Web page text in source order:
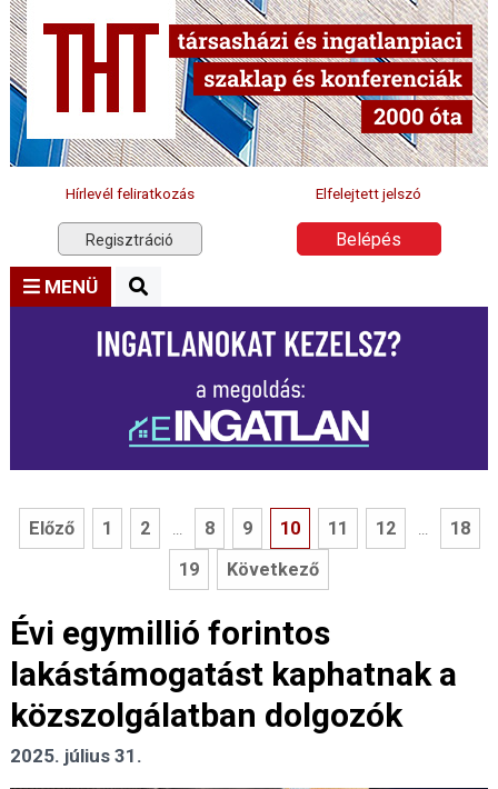
Hírlevél feliratkozás Elfelejtett jelszó
Regisztráció Belépés
MENÜ
Előző 1 2 ... 8 9 10 11 12 ...
18
19
Következő
Évi egymillió forintos
lakástámogatást kaphatnak a
közszolgálatban dolgozók
2025. július 31.